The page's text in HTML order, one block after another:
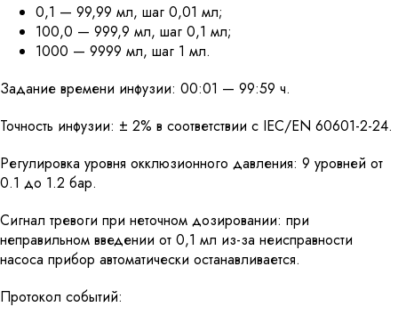
0,1 — 99,99 мл, шаг 0,01 мл;
100,0 — 999,9 мл, шаг 0,1 мл;
1000 — 9999 мл, шаг 1 мл.
Задание времени инфузии: 00:01 — 99:59 ч.
Точность инфузии: ± 2% в соответствии с IEC/EN 60601-2-24.
Регулировка уровня окклюзионного давления: 9 уровней от
0.1 до 1.2 бар.
Сигнал тревоги при неточном дозировании: при
неправильном введении от 0,1 мл из-за неисправности
насоса прибор автоматически останавливается.
Протокол событий: